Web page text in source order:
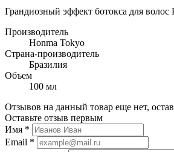
Грандиозный эффект ботокса для
Производитель
Honma Tokyo
Страна-производитель
Бразилия
Объем
100 мл
Отзывов на данный товар еще нет,
Оставьте отзыв первым
Имя *
Email *